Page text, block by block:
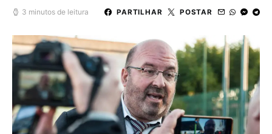
3 minutos de leitura PARTILHAR POSTAR